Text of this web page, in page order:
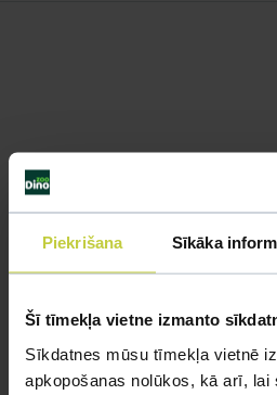
Piekrišana Sīkāka
Šī tīmekļa vietne izmanto
Sīkdatnes mūsu tīmekļa vietnē
apkopošanas nolūkos, kā arī, lai